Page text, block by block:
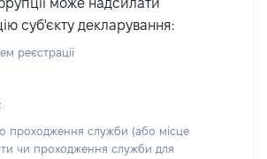
може надсилати
суб'єкту декларування:
реєстрації
проходження служби (або місце
чи проходження служби для